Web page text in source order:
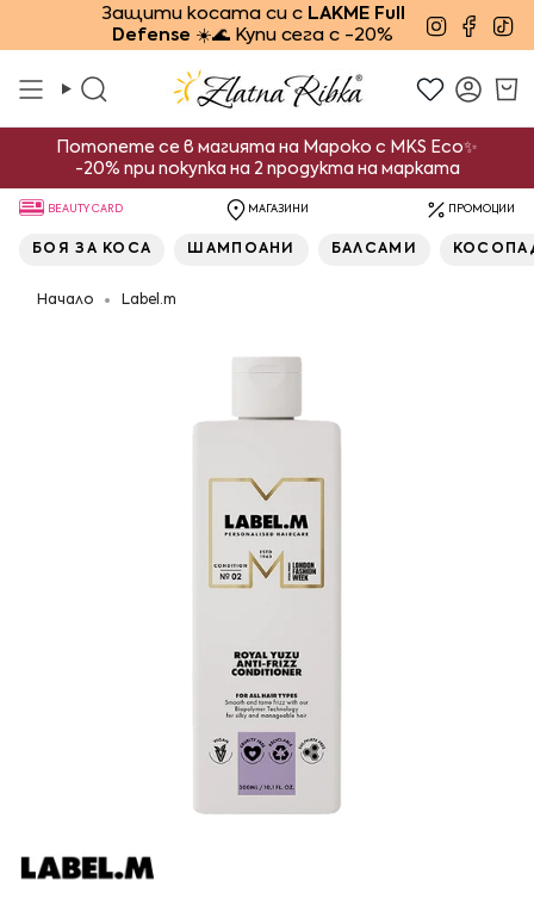
Потопете се в магията на Мароко с MKS Eco✨
-20% при покупка на 2 продукта на марката
Защити косата си с LAKME Full
Defense ☀️🌊 Купи сега с -20%
Търсене
BEAUTY CARD МАГАЗИНИ ПРОМОЦИИ
БОЯ ЗА КОСА ШАМПОАНИ БАЛСАМИ
Начало Label.m